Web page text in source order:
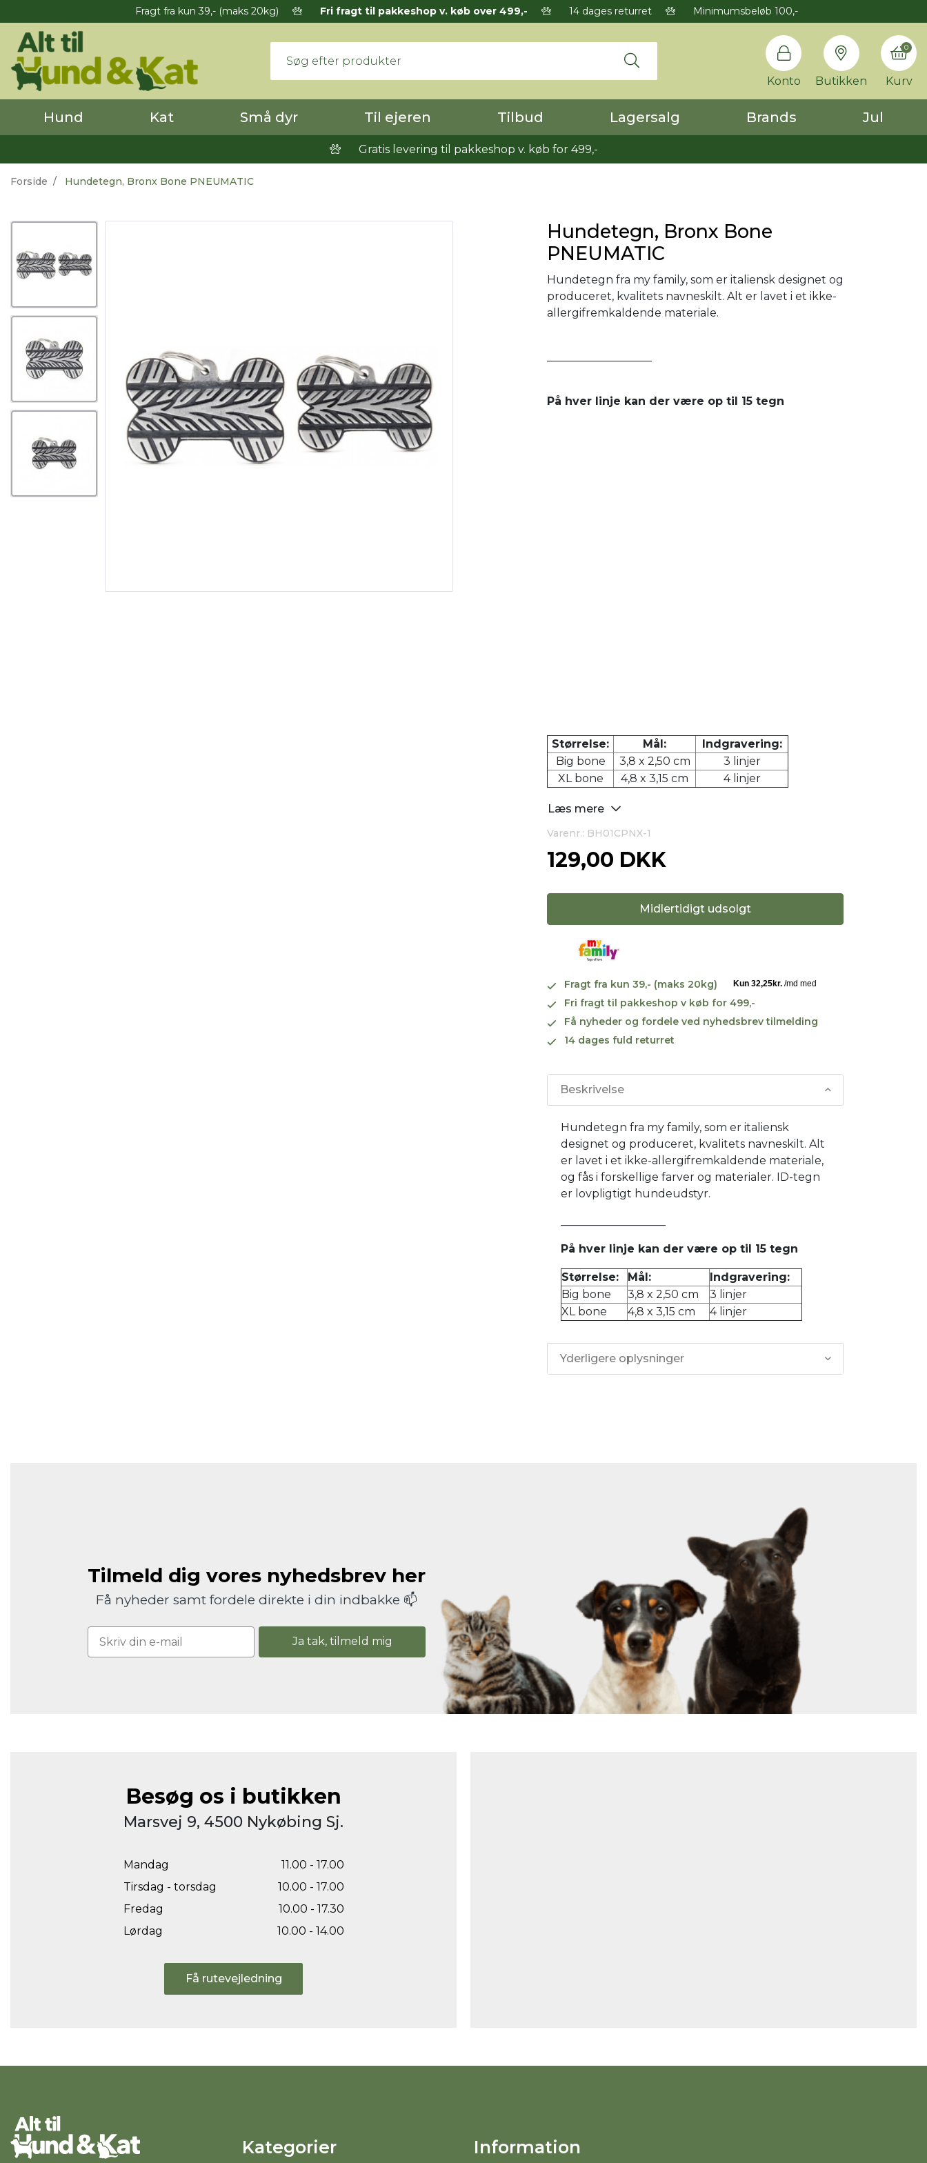
Fragt fra kun 39,- (maks 20kg) Fri fragt til pakkeshop v. køb over 499,- 14 dages returret Minimumsbeløb 100,-
Konto Butikken Kurv
0
Hund Kat Små dyr Til ejeren Tilbud Lagersalg Brands Jul
Gratis levering til pakkeshop v. køb for 499,-
Forside Hundetegn, Bronx Bone PNEUMATIC
Hundetegn, Bronx Bone
PNEUMATIC
Hundetegn fra my family, som er italiensk designet og
produceret, kvalitets navneskilt. Alt er lavet i et ikke-
allergifremkaldende materiale.
På hver linje kan der være op til 15 tegn
Størrelse: Mål:
Indgravering:
Big bone
3,8 x 2,50 cm
3 linjer
XL bone
4,8 x 3,15 cm 4 linjer
Læs mere
Varenr.: BH01CPNX-1
129,00 DKK
Midlertidigt udsolgt
Fragt fra kun 39,- (maks 20kg)
Fri fragt til pakkeshop v køb for 499,-
Få nyheder og fordele ved nyhedsbrev tilmelding
14 dages fuld returret
Beskrivelse
Hundetegn fra my family, som er italiensk
designet og produceret, kvalitets navneskilt. Alt
er lavet i et ikke-allergifremkaldende materiale,
og fås i forskellige farver og materialer. ID-tegn
er lovpligtigt hundeudstyr.
På hver linje kan der være op til 15 tegn
Størrelse: Mål:
Indgravering:
Big bone
3,8 x 2,50 cm
3 linjer
XL bone
4,8 x 3,15 cm 4 linjer
Yderligere oplysninger
Tilmeld dig vores nyhedsbrev her
Få nyheder samt fordele direkte i din indbakke 📫
Ja tak, tilmeld mig
Besøg os i butikken
Marsvej 9, 4500 Nykøbing Sj.
Mandag
11.00 - 17.00
Tirsdag - torsdag
10.00 - 17.00
Fredag
10.00 - 17.30
Lørdag
10.00 - 14.00
Få rutevejledning
Kategorier Information